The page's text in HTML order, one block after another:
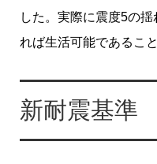
した。実際に震度5の
れば生活可能であるこ
新耐震基準